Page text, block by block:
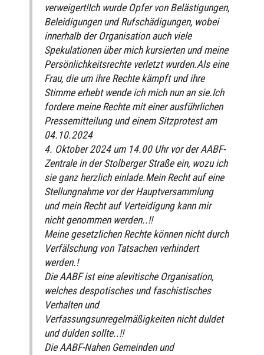
verweigert!Ich wurde Opfer von Belästigungen,
Beleidigungen und Rufschädigungen, wobei
innerhalb der Organisation auch viele
Spekulationen über mich kursierten und meine
Persönlichkeitsrechte verletzt wurden.Als eine
Frau, die um ihre Rechte kämpft und ihre
Stimme erhebt wende ich mich nun an sie.Ich
fordere meine Rechte mit einer ausführlichen
Pressemitteilung und einem Sitzprotest am
04.10.2024
4. Oktober 2024 um 14.00 Uhr vor der AABF-
Zentrale in der Stolberger Straße ein, wozu ich
sie ganz herzlich einlade.Mein Recht auf eine
Stellungnahme vor der Hauptversammlung
und mein Recht auf Verteidigung kann mir
nicht genommen werden..!!
Meine gesetzlichen Rechte können nicht durch
Verfälschung von Tatsachen verhindert
werden.!
Die AABF ist eine alevitische Organisation,
welches despotisches und faschistisches
Verhalten und
Verfassungsunregelmäßigkeiten nicht duldet
und dulden sollte..!!
Die AABF-Nahen Gemeinden und